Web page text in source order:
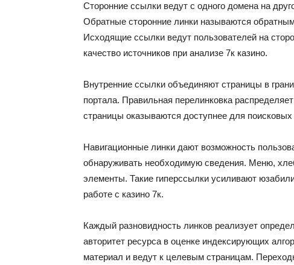
Сторонние ссылки ведут с одного домена на
Обратные сторонние линки называются
Исходящие ссылки ведут пользователей на
качество источников при анализе 7к казино.
Внутренние ссылки объединяют страницы в
портала. Правильная перелинковка
страницы оказываются доступнее для
Навигационные линки дают возможность
обнаруживать необходимую сведения. Меню,
элементы. Такие гиперссылки усиливают
работе с казино 7к.
Каждый разновидность линков реализует
авторитет ресурса в оценке индексирующих
материал и ведут к целевым страницам.